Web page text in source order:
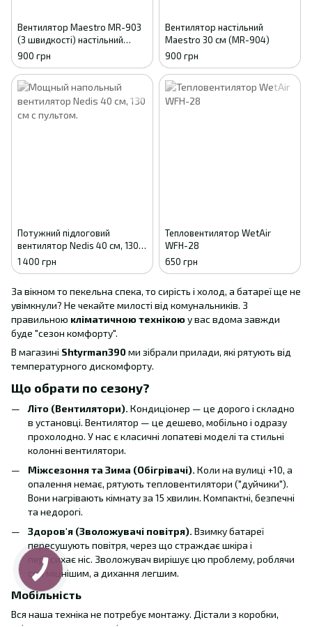
Вентилятор Maestro MR-903
(3 швидкості) настільний
вентилятор Маестро
вентилятор для підлоги
900 грн
Вентилятор настільний
Maestro 30 см (MR-904)
900 грн
Потужний підлоговий
вентилятор Nedis 40 см, 130
см з пультом Чорний
1 400 грн
Тепловентилятор WetAir
WFH-28
650 грн
За вікном то пекельна спека, то сирість і холод, а батареї ще не
увімкнули? Не чекайте милості від комунальників. З
правильною кліматичною технікоюу вас вдома завжди
буде "сезон комфорту".
В магазині Shtyrman390ми зібрали прилади, які рятують від
температурного дискомфорту.
Що обрати по сезону?
Літо (Вентилятори). Кондиціонер — це дорого і складно
в установці. Вентилятор — це дешево, мобільно і одразу
прохолодно. У нас є класичні лопатеві моделі та стильні
колонні вентилятори.
Міжсезоння та Зима (Обігрівачі). Коли на вулиці +10, а
опалення немає, рятують тепловентилятори ("дуйчики").
Вони нагрівають кімнату за 15 хвилин. Компактні, безпечні
та недорогі.
Здоров'я (Зволожувачі повітря). Взимку батареї
пересушують повітря, через що страждає шкіра і
пересихає ніс. Зволожувач вирішує цю проблему, роблячи
сон міцнішим, а дихання легшим.
Мобільність
Вся наша техніка не потребує монтажу. Дістали з коробки,